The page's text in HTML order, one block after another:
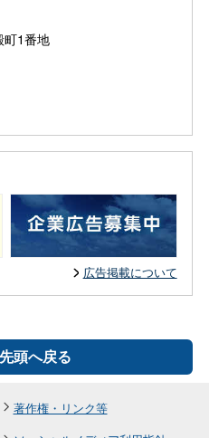
1番地
広告掲載について
頭へ戻る
著作権・リンク等